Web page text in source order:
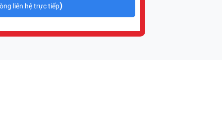
liên hệ trực tiếp)